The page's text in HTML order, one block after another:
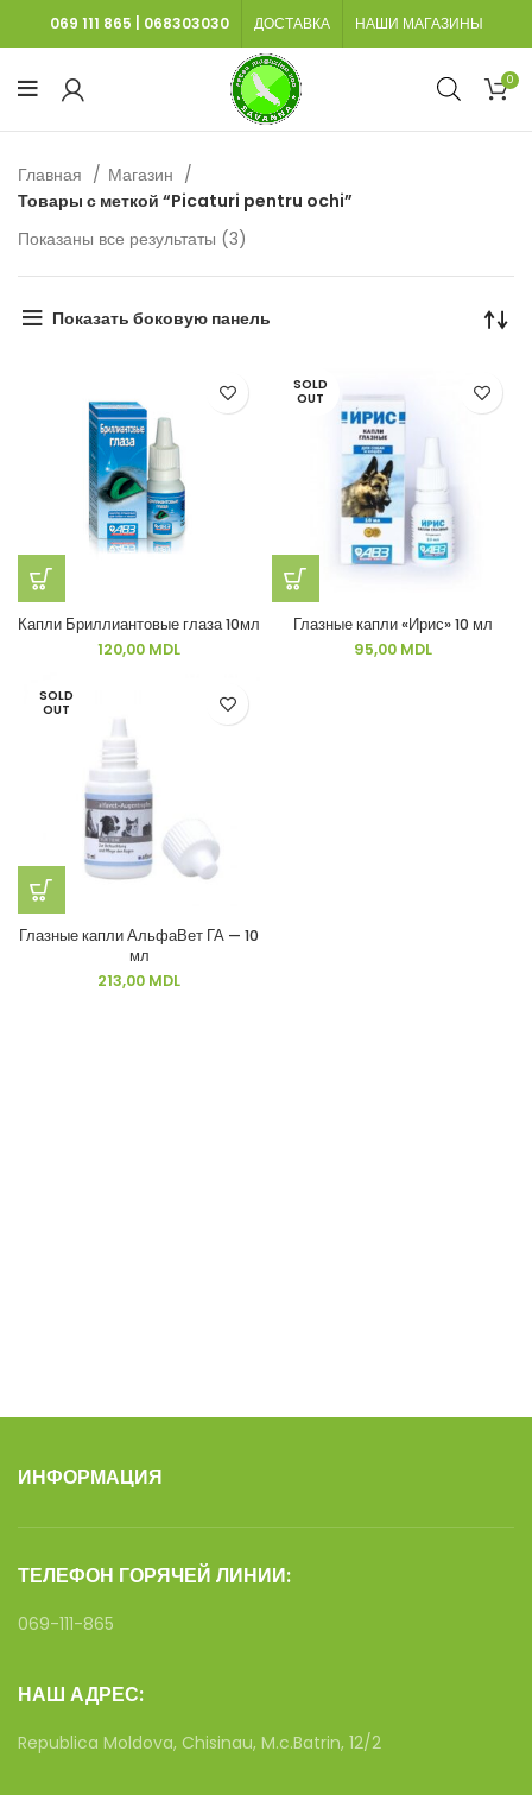
069 111 865 068303030 ДОСТАВКА НАШИ МАГАЗИНЫ
0
Главная
Магазин
Товары с меткой “Picaturi pentru ochi”
Показаны все результаты (3)
Показать боковую панель
Капли Бриллиантовые глаза 10мл
120,00 MDL
SOLD
OUT
Глазные капли «Ирис» 10 мл
95,00 MDL
SOLD
OUT
Глазные капли АльфаВет ГА — 10
мл
213,00 MDL
ИНФОРМАЦИЯ
ТЕЛЕФОН ГОРЯЧЕЙ ЛИНИИ:
069-111-865
НАШ АДРЕС:
Republica Moldova, Chisinau, M.c.Batrin, 12/2